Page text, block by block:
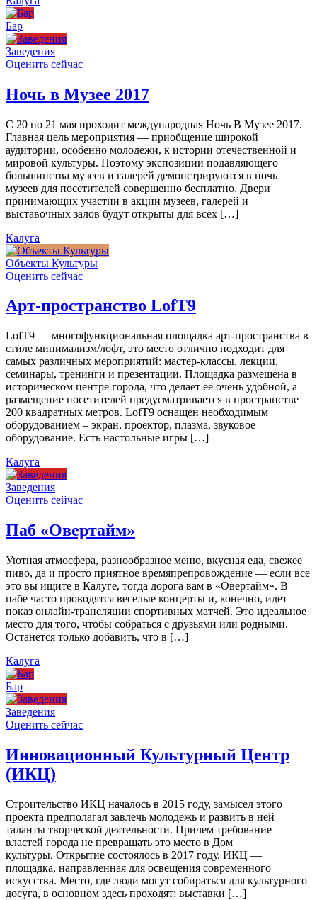
Бар
Заведения
Оценить сейчас
Ночь в Музее 2017
С 20 по 21 мая проходит международная Ночь В Музее 2017.
Главная цель мероприятия — приобщение широкой
аудитории, особенно молодежи, к истории отечественной и
мировой культуры. Поэтому экспозиции подавляющего
большинства музеев и галерей демонстрируются в ночь
музеев для посетителей совершенно бесплатно. Двери
принимающих участии в акции музеев, галерей и
выставочных залов будут открыты для всех […]
Калуга
Объекты Культуры
Оценить сейчас
Арт-пространство LofT9
LofT9 — многофункциональная площадка арт-пространства в
стиле минимализм/лофт, это место отлично подходит для
самых различных мероприятий: мастер-классы, лекции,
семинары, тренинги и презентации. Площадка размещена в
историческом центре города, что делает ее очень удобной, а
размещение посетителей предусматривается в пространстве
200 квадратных метров. LofT9 оснащен необходимым
оборудованием – экран, проектор, плазма, звуковое
оборудование. Есть настольные игры […]
Калуга
Заведения
Оценить сейчас
Паб «Овертайм»
Уютная атмосфера, разнообразное меню, вкусная еда, свежее
пиво, да и просто приятное времяпрепровождение — если все
это вы ищите в Калуге, тогда дорога вам в «Овертайм». В
пабе часто проводятся веселые концерты и, конечно, идет
показ онлайн-трансляции спортивных матчей. Это идеальное
место для того, чтобы собраться с друзьями или родными.
Останется только добавить, что в […]
Калуга
Бар
Заведения
Оценить сейчас
Инновационный Культурный Центр
(ИКЦ)
Строительство ИКЦ началось в 2015 году, замысел этого
проекта предполагал завлечь молодежь и развить в ней
таланты творческой деятельности. Причем требование
властей города не превращать это место в Дом
культуры. Открытие состоялось в 2017 году. ИКЦ —
площадка, направленная для освещения современного
искусства. Место, где люди могут собираться для культурного
досуга, в основном здесь проходят: выставки […]